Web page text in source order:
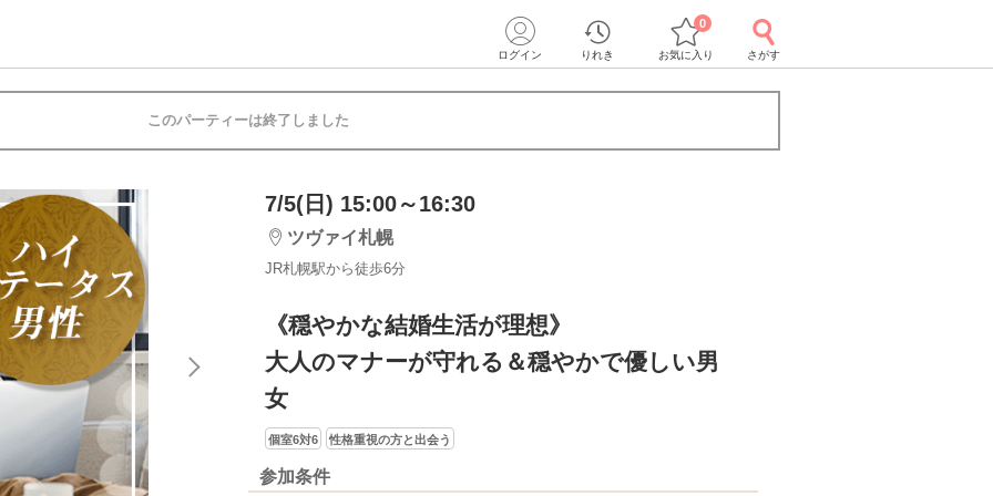
ログイン りれき お気に入り
0
さがす
このパーティーは終了しました
7/5(日) 15:00～16:30
ツヴァイ札幌
JR札幌駅から徒歩6分
《穏やかな結婚生活が理想》
大人のマナーが守れる＆穏やかで優しい男
女
個室6対6 性格重視の方と出会う
参加条件